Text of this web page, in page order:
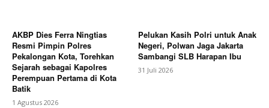
AKBP Dies Ferra Ningtias
Resmi Pimpin Polres
Pekalongan Kota, Torehkan
Sejarah sebagai Kapolres
Perempuan Pertama di Kota
Batik
1 Agustus 2026
Pelukan Kasih Polri untuk Anak
Negeri, Polwan Jaga Jakarta
Sambangi SLB Harapan Ibu
31 Juli 2026